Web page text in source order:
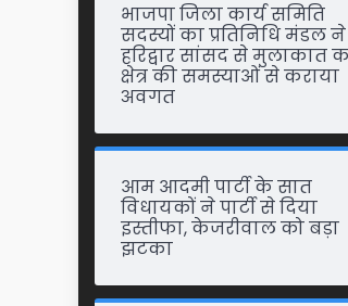
भाजपा जिला कार्य समिति
सदस्यों का प्रतिनिधि मंडल ने
हरिद्वार सांसद से मुलाकात
क्षेत्र की समस्याओं से कराया
अवगत
आम आदमी पार्टी के सात
विधायकों ने पार्टी से दिया
इस्तीफा, केजरीवाल को बड़ा
झटका